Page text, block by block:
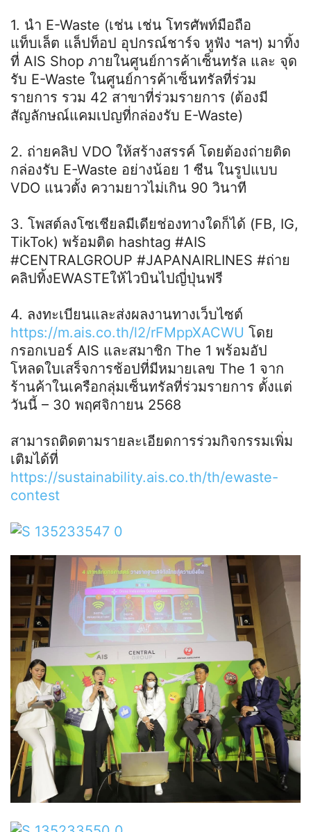
1. นำ E-Waste (เช่น เช่น โทรศัพท์มือถือ
แท็บเล็ต แล็ปท็อป อุปกรณ์ชาร์จ หูฟัง ฯลฯ) มาทิ้ง
ที่ AIS Shop ภายในศูนย์การค้าเซ็นทรัล และ จุด
รับ E-Waste ในศูนย์การค้าเซ็นทรัลที่ร่วม
รายการ รวม 42 สาขาที่ร่วมรายการ (ต้องมี
สัญลักษณ์แคมเปญที่กล่องรับ E-Waste)
2. ถ่ายคลิป VDO ให้สร้างสรรค์ โดยต้องถ่ายติด
กล่องรับ E-Waste อย่างน้อย 1 ซีน ในรูปแบบ
VDO แนวตั้ง ความยาวไม่เกิน 90 วินาที
3. โพสต์ลงโซเชียลมีเดียช่องทางใดก็ได้ (FB, IG,
TikTok) พร้อมติด hashtag #AIS
#CENTRALGROUP #JAPANAIRLINES #ถ่าย
คลิปทิ้งEWASTEให้ไวบินไปญี่ปุ่นฟรี
4. ลงทะเบียนและส่งผลงานทางเว็บไซต์
https://m.ais.co.th/l2/rFMppXACWU โดย
กรอกเบอร์ AIS และสมาชิก The 1 พร้อมอัป
โหลดใบเสร็จการช้อปที่มีหมายเลข The 1 จาก
ร้านค้าในเครือกลุ่มเซ็นทรัลที่ร่วมรายการ ตั้งแต่
วันนี้ – 30 พฤศจิกายน 2568
สามารถติดตามรายละเอียดการร่วมกิจกรรมเพิ่ม
เติมได้ที่
https://sustainability.ais.co.th/th/ewaste-
contest